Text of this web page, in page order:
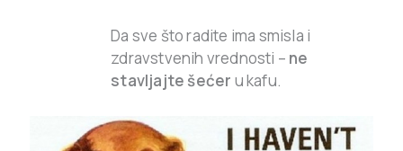
Da sve što radite ima smisla i
zdravstvenih vrednosti – ne
stavljajte šećer u kafu.